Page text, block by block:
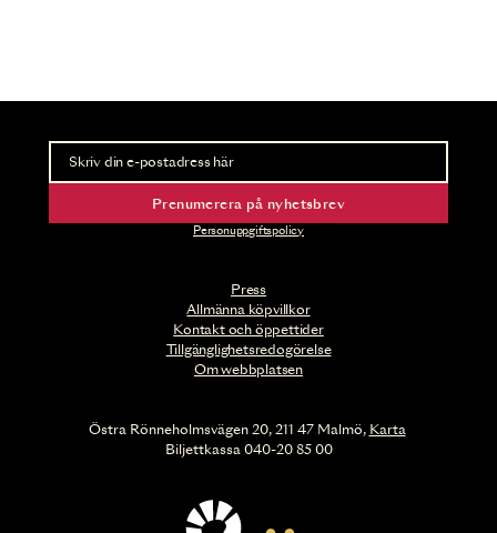
Press
Allmänna köpvillkor
Kontakt och öppettider
Tillgänglighetsredogörelse
Om webbplatsen
Nyhetsbrev
Ta del av förhandsinformation och biljettsläpp.
Prenumerera på nyhetsbrev
Personuppgiftspolicy
Östra Rönneholmsvägen 20, 211 47 Malmö, Karta
Biljettkassa 040-20 85 00